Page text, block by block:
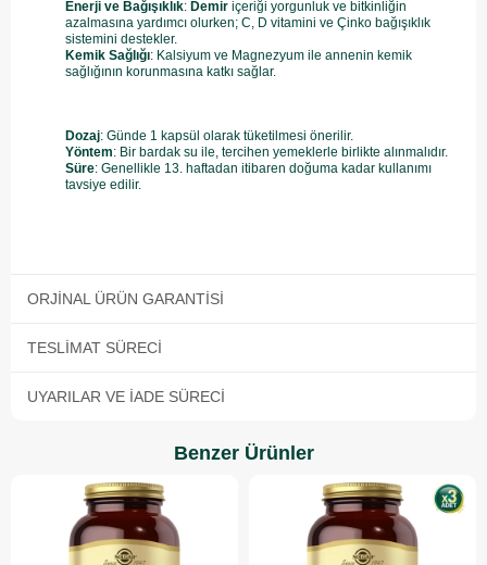
Enerji ve Bağışıklık: Demir içeriği yorgunluk ve bitkinliğin
azalmasına yardımcı olurken; C, D vitamini ve Çinko bağışıklık
sistemini destekler.
Kemik Sağlığı: Kalsiyum ve Magnezyum ile annenin kemik
sağlığının korunmasına katkı sağlar.
Dozaj: Günde 1 kapsül olarak tüketilmesi önerilir.
Yöntem: Bir bardak su ile, tercihen yemeklerle birlikte alınmalıdır.
Süre: Genellikle 13. haftadan itibaren doğuma kadar kullanımı
tavsiye edilir.
ORJINAL ÜRÜN GARANTISI
TESLIMAT SÜRECI
UYARILAR VE İADE SÜRECI
Benzer Ürünler